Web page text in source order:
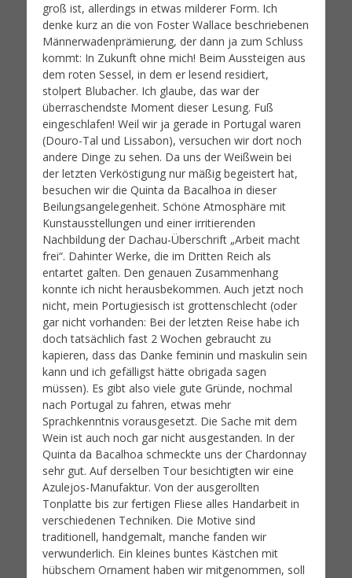
groß ist, allerdings in etwas milderer Form. Ich
denke kurz an die von Foster Wallace beschriebenen
Männerwadenprämierung, der dann ja zum Schluss
kommt: In Zukunft ohne mich! Beim Aussteigen aus
dem roten Sessel, in dem er lesend residiert,
stolpert Blubacher. Ich glaube, das war der
überraschendste Moment dieser Lesung. Fuß
eingeschlafen! Weil wir ja gerade in Portugal waren
(Douro-Tal und Lissabon), versuchen wir dort noch
andere Dinge zu sehen. Da uns der Weißwein bei
der letzten Verköstigung nur mäßig begeistert hat,
besuchen wir die Quinta da Bacalhoa in dieser
Beilungsangelegenheit. Schöne Atmosphäre mit
Kunstausstellungen und einer irritierenden
Nachbildung der Dachau-Überschrift „Arbeit macht
frei“. Dahinter Werke, die im Dritten Reich als
entartet galten. Den genauen Zusammenhang
konnte ich nicht herausbekommen. Auch jetzt noch
nicht, mein Portugiesisch ist grottenschlecht (oder
gar nicht vorhanden: Bei der letzten Reise habe ich
doch tatsächlich fast 2 Wochen gebraucht zu
kapieren, dass das Danke feminin und maskulin sein
kann und ich gefälligst hätte obrigada sagen
müssen). Es gibt also viele gute Gründe, nochmal
nach Portugal zu fahren, etwas mehr
Sprachkenntnis vorausgesetzt. Die Sache mit dem
Wein ist auch noch gar nicht ausgestanden. In der
Quinta da Bacalhoa schmeckte uns der Chardonnay
sehr gut. Auf derselben Tour besichtigten wir eine
Azulejos-Manufaktur. Von der ausgerollten
Tonplatte bis zur fertigen Fliese alles Handarbeit in
verschiedenen Techniken. Die Motive sind
traditionell, handgemalt, manche fanden wir
verwunderlich. Ein kleines buntes Kästchen mit
hübschem Ornament haben wir mitgenommen, soll